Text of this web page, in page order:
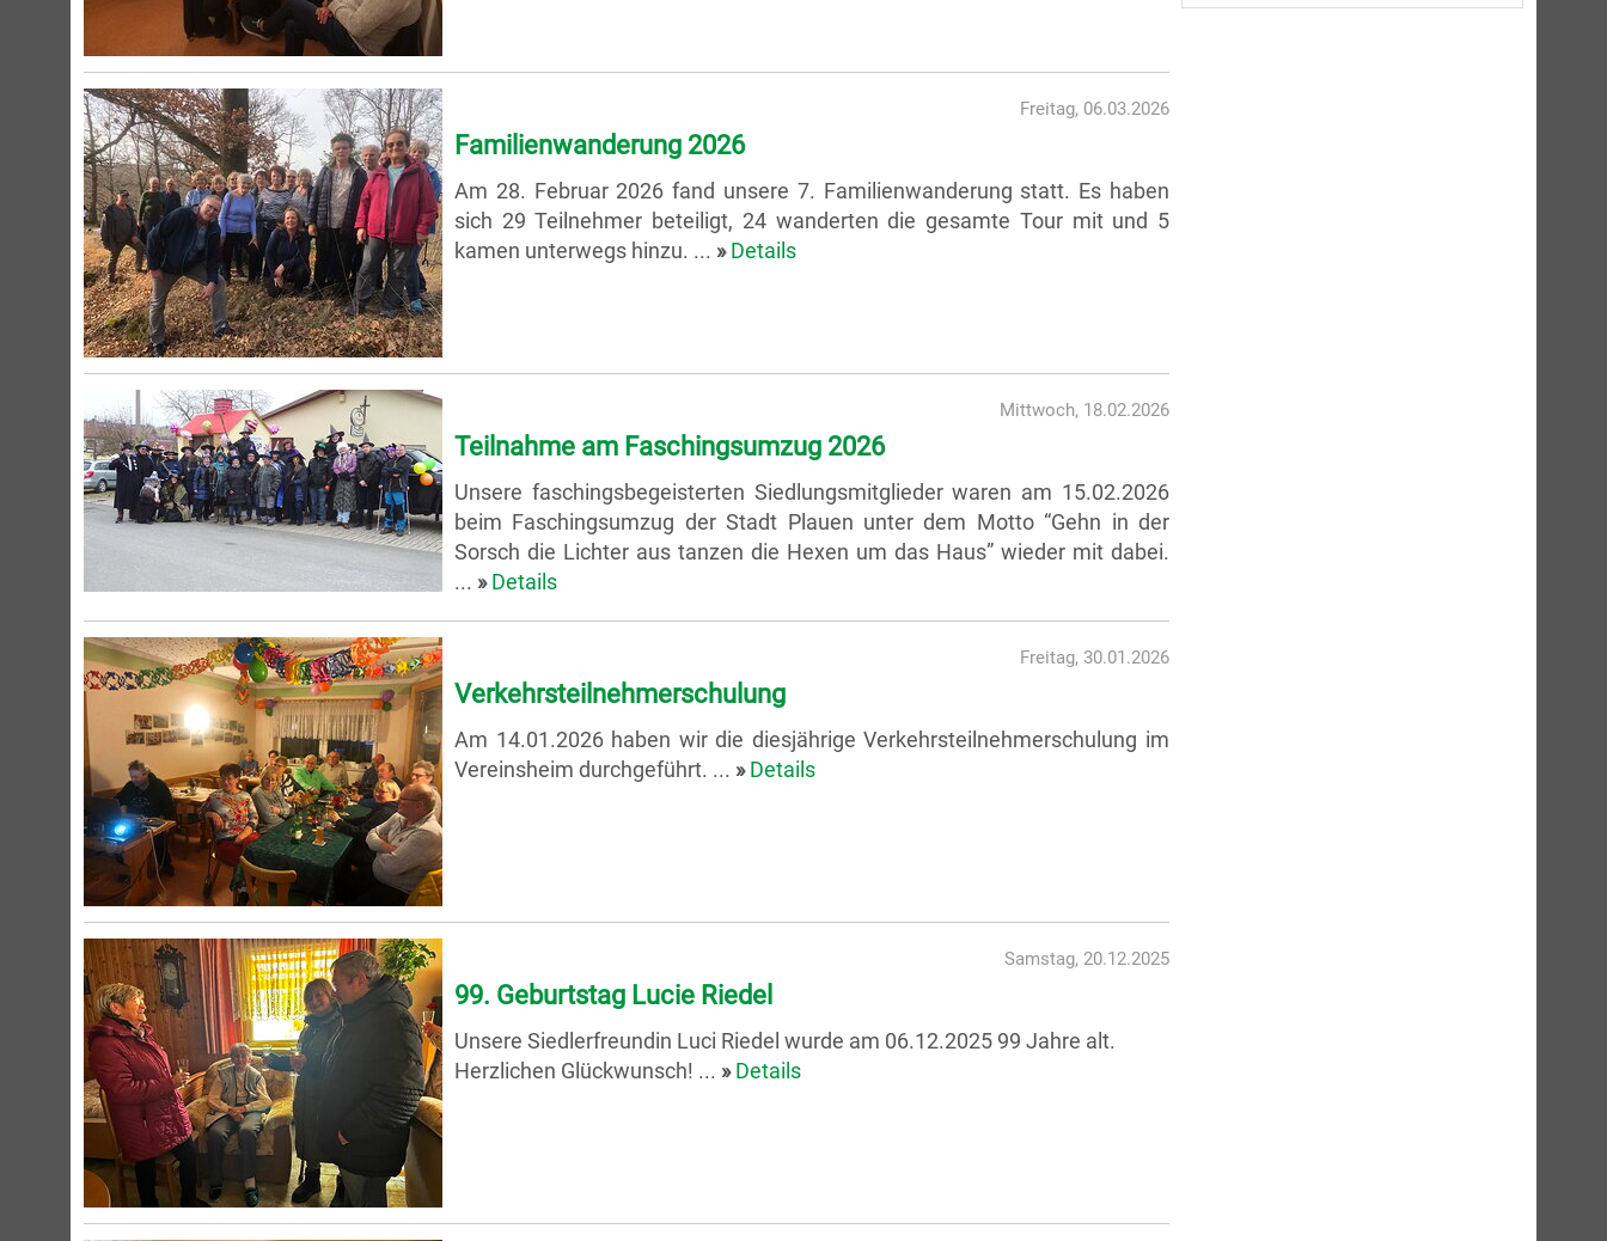
Freitag, 06.03.2026
Familienwanderung 2026
Am 28. Februar 2026 fand unsere 7. Familienwanderung statt. Es haben
sich 29 Teilnehmer beteiligt, 24 wanderten die gesamte Tour mit und 5
kamen unterwegs hinzu. ... » Details
Mittwoch, 18.02.2026
Teilnahme am Faschingsumzug 2026
Unsere faschingsbegeisterten Siedlungsmitglieder waren am 15.02.2026
beim Faschingsumzug der Stadt Plauen unter dem Motto “Gehn in der
Sorsch die Lichter aus tanzen die Hexen um das Haus” wieder mit dabei.
... » Details
Freitag, 30.01.2026
Verkehrsteilnehmerschulung
Am 14.01.2026 haben wir die diesjährige Verkehrsteilnehmerschulung im
Vereinsheim durchgeführt. ... » Details
Samstag, 20.12.2025
99. Geburtstag Lucie Riedel
Unsere Siedlerfreundin Luci Riedel wurde am 06.12.2025 99 Jahre alt.
Herzlichen Glückwunsch! ... » Details